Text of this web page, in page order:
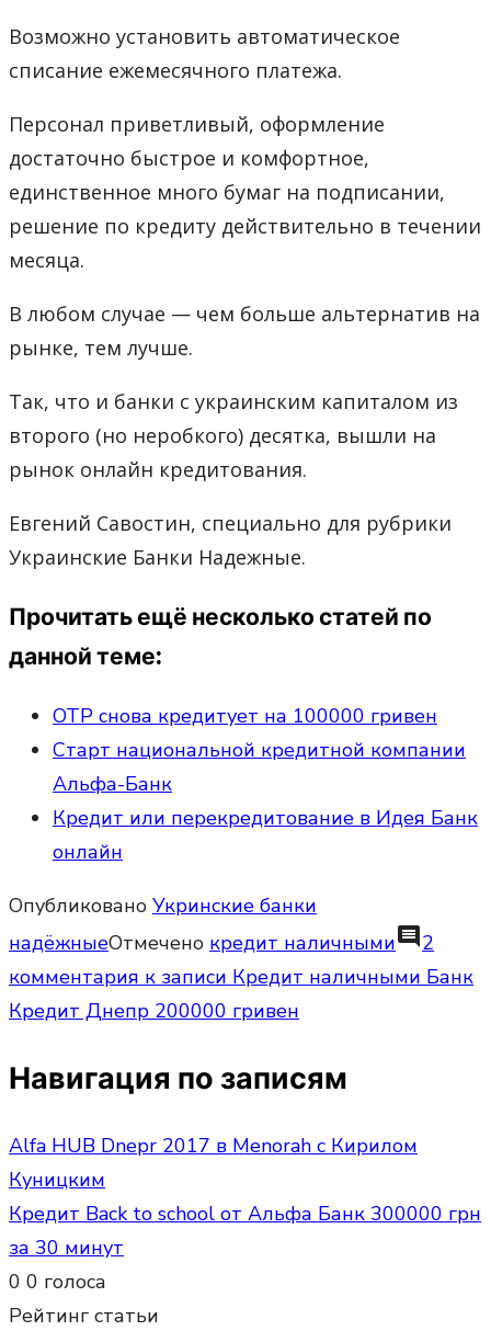
Возможно установить автоматическое
списание ежемесячного платежа.
Персонал приветливый, оформление
достаточно быстрое и комфортное,
единственное много бумаг на подписании,
решение по кредиту действительно в течении
месяца.
В любом случае — чем больше альтернатив на
рынке, тем лучше.
Так, что и банки с украинским капиталом из
второго (но неробкого) десятка, вышли на
рынок онлайн кредитования.
Евгений Савостин, специально для рубрики
Украинские Банки Надежные.
Прочитать ещё несколько статей по
данной теме:
OTP снова кредитует на 100000 гривен
Старт национальной кредитной компании
Альфа-Банк
Кредит или перекредитование в Идея Банк
онлайн
Опубликовано Укринские банки
надёжныеОтмечено кредит наличнымиcomment2
комментария к записи Кредит наличными Банк
Кредит Днепр 200000 гривен
Навигация по записям
Alfa HUB Dnepr 2017 в Menorah с Кирилом
Куницким
Кредит Back to school от Альфа Банк 300000 грн
за 30 минут
0 0 голоса
Рейтинг статьи